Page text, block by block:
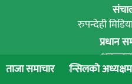
ताजा समाचार
अध्यक्षमा प्रजापति र
रुपन्देही
प्रधान